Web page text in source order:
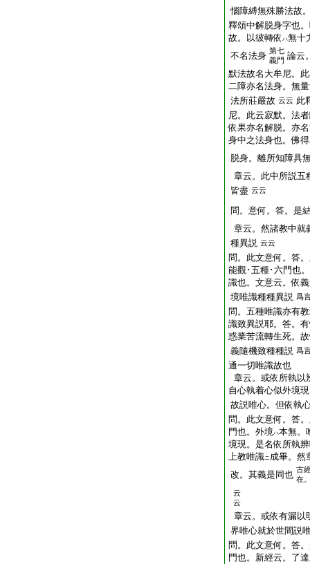
惱障縛無殊勝法故
釋頌中解脱身字也
故。以彼轉依 ハ無十
不名法身 第七
義門 論云
默法故名大牟尼。
二障亦名法身。無
法所莊嚴故 云云 此
尼。此云寂默。法
依果亦名解脱。亦
身中之法身也。佛
脱身。離所知障具
章云。此中所説五
皆盡 云云
問。意何。答。是
章云。然諸教中就
種異説 云云
問。此文意何。答
能觀･五種･六門也
識也。文意云。依
境唯識種種異説 爲
問。五種唯識亦有
識致異説耶。答。
惑業苦流轉生死。
義隨機致種種説 爲
通一切唯識故也
章云。或依所執以
自心執着心似外境
故説唯心。但依執
問。此文意何。答
門也。外境ハ本無。
境現。是名依所執
上教唯識ニ成畢。然
改。其義是同也 古
在
云
云
章云。或依有漏以
界唯心就於世間説
問。此文意何。答
門也。新經云。了